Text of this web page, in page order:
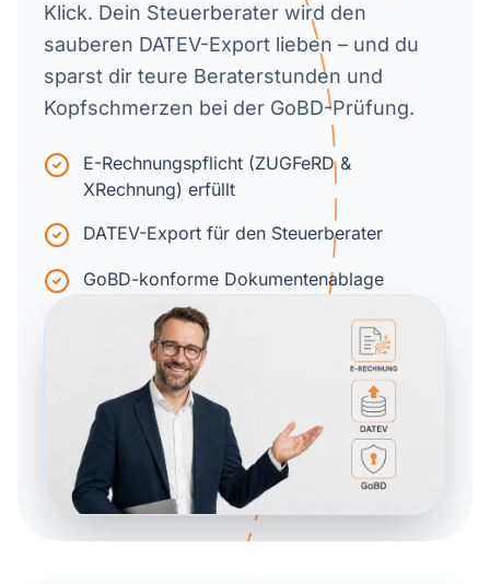
Klick. Dein Steuerberater wird den
sauberen DATEV-Export lieben – und du
sparst dir teure Beraterstunden und
Kopfschmerzen bei der GoBD-Prüfung.
E-Rechnungspflicht (ZUGFeRD &
XRechnung) erfüllt
DATEV-Export für den Steuerberater
GoBD-konforme Dokumentenablage